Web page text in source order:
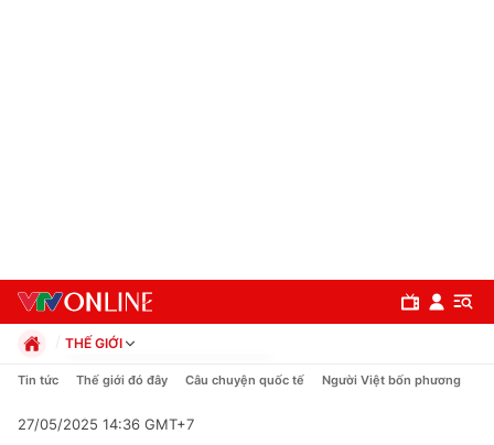
THẾ GIỚI
Chính trị
Pháp luật
Tin tức Thế giới đó đây Câu chuyện quốc tế Người Việt bốn phương
27/05/2025 14:36 GMT+7